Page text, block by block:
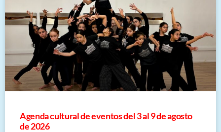
​Agenda cultural de eventos del 3 al 9 de agosto
de 2026